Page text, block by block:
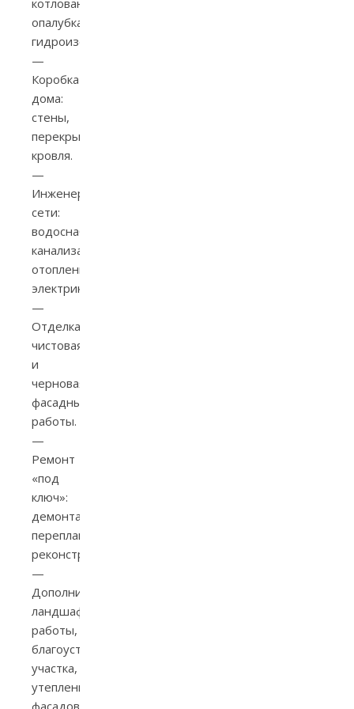
опалубка,
гидроизоляция.
—
Коробка
дома:
стены,
перекрытия,
кровля.
—
Инженерные
сети:
водоснабжение,
канализация,
отопление,
электрика.
—
Отделка:
чистовая
и
черновая,
фасадные
работы.
—
Ремонт
«под
ключ»:
демонтаж,
перепланировка,
реконструкция.
—
Дополнительно:
ландшафтные
работы,
благоустройство
участка,
утепление
фасадов.